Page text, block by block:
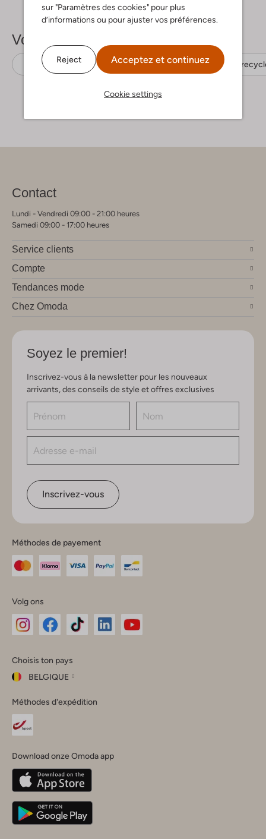
sur "Paramètres des cookies" pour plus
d’informations ou pour ajuster vos préférences.
Reject Acceptez et continuez
Cookie settings
Voir plus
Vestes matelassées Like Flo Polyamide
Contact
Lundi - Vendredi 09:00 - 21:00 heures
Samedi 09:00 - 17:00 heures
Service clients
Compte
Tendances mode
Chez Omoda
Soyez le premier!
Inscrivez-vous à la newsletter pour les nouveaux
arrivants, des conseils de style et offres exclusives
Inscrivez-vous
Méthodes de payement
Volg ons
Instagram
Facebook
TikTok
Choisis ton pays
BELGIQUE
ton
pays
Fermer
Belgique(Français)
Deutschland
Méthodes d'expédition
Download onze Omoda app